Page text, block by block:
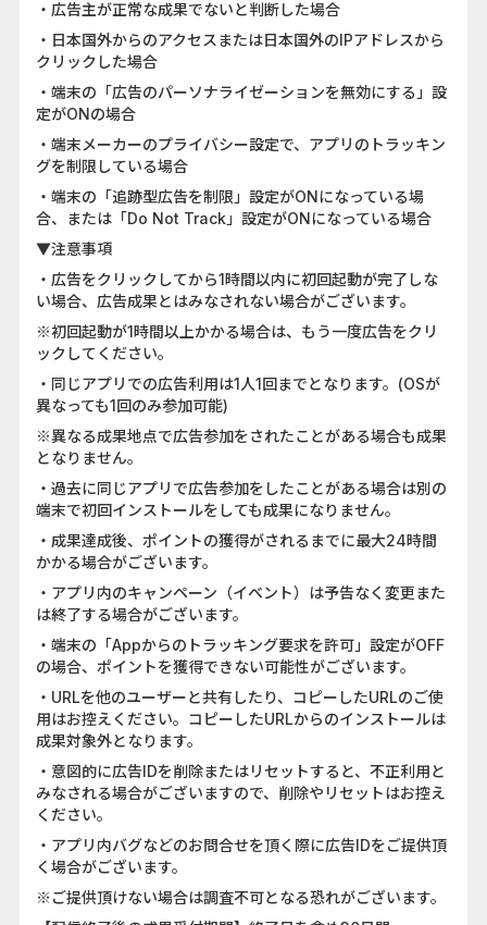
・広告主が正常な成果でないと判断した場合
・日本国外からのアクセスまたは日本国外のIPアドレスから
クリックした場合
・端末の「広告のパーソナライゼーションを無効にする」設
定がONの場合
・端末メーカーのプライバシー設定で、アプリのトラッキン
グを制限している場合
・端末の「追跡型広告を制限」設定がONになっている場
合、または「Do Not Track」設定がONになっている場合
▼注意事項
・広告をクリックしてから1時間以内に初回起動が完了しな
い場合、広告成果とはみなされない場合がございます。
※初回起動が1時間以上かかる場合は、もう一度広告をクリ
ックしてください。
・同じアプリでの広告利用は1人1回までとなります。(OSが
異なっても1回のみ参加可能)
※異なる成果地点で広告参加をされたことがある場合も成果
となりません。
・過去に同じアプリで広告参加をしたことがある場合は別の
端末で初回インストールをしても成果になりません。
・成果達成後、ポイントの獲得がされるまでに最大24時間
かかる場合がございます。
・アプリ内のキャンペーン（イベント）は予告なく変更また
は終了する場合がございます。
・端末の「Appからのトラッキング要求を許可」設定がOFF
の場合、ポイントを獲得できない可能性がございます。
・URLを他のユーザーと共有したり、コピーしたURLのご使
用はお控えください。コピーしたURLからのインストールは
成果対象外となります。
・意図的に広告IDを削除またはリセットすると、不正利用と
みなされる場合がございますので、削除やリセットはお控え
ください。
・アプリ内バグなどのお問合せを頂く際に広告IDをご提供頂
く場合がございます。
※ご提供頂けない場合は調査不可となる恐れがございます。